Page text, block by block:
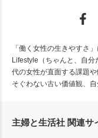
「働く女性の生きやすさ
Lifestyle（ちゃんと、自
代の女性が直面する課題
そぐわない古い価値観、
主婦と生活社 関連サ